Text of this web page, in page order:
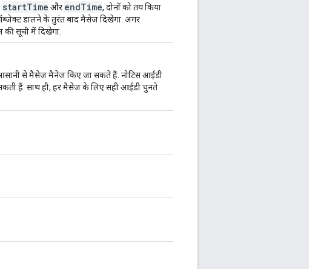
startTime और endTime, दोनों को तय किया
डालने के तुरंत बाद मैसेज दिखेगा. अगर
सूची में दिखेगा.
से मैसेज मैनेज किए जा सकते हैं. नोटिस आईडी
हैं. साथ ही, हर मैसेज के लिए सही आईडी चुनते